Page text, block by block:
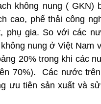
không nung ( GKN)
cao, phế thải công
phụ gia. So với các
nung ở Việt Nam
20% trong khi các
70%). Các nước
ưu tiên sản xuất và